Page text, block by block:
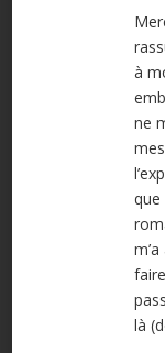
à
ne
que
là